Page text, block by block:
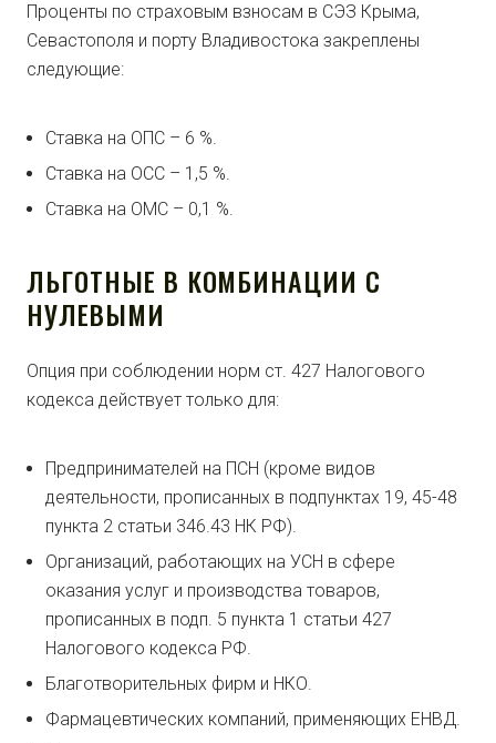
Проценты по страховым взносам в СЭЗ Крыма,
Севастополя и порту Владивостока закреплены
следующие:
Ставка на ОПС – 6 %.
Ставка на ОСС – 1,5 %.
Ставка на ОМС – 0,1 %.
ЛЬГОТНЫЕ В КОМБИНАЦИИ С
НУЛЕВЫМИ
Опция при соблюдении норм ст. 427 Налогового
кодекса действует только для:
Предпринимателей на ПСН (кроме видов
деятельности, прописанных в подпунктах 19, 45-48
пункта 2 статьи 346.43 НК РФ).
Организаций, работающих на УСН в сфере
оказания услуг и производства товаров,
прописанных в подп. 5 пункта 1 статьи 427
Налогового кодекса РФ.
Благотворительных фирм и НКО.
Фармацевтических компаний, применяющих ЕНВД.